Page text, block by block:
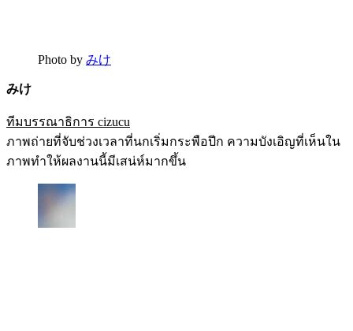
Photo by みけ
みけ
ทีมบรรณาธิการ cizucu
ภาพถ่ายที่จับช่วงเวลาที่นกเริ่มกระพือปีก ความบังเอิญที่เห็นใน
ภาพทำให้ผลงานนี้มีเสน่ห์มากขึ้น